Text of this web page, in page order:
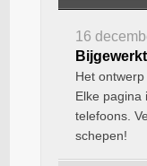
16
Het
Elke pagina
telefoons.
schepen!